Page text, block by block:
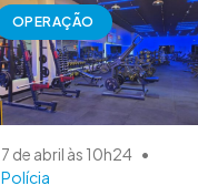
OPERAÇÃO
7 de abril às 10h24 •
Polícia